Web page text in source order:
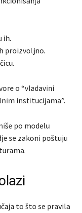
ih.
proizvoljno.
o “vladavini
institucijama”.
po modelu
se zakoni poštuju
to što se pravila